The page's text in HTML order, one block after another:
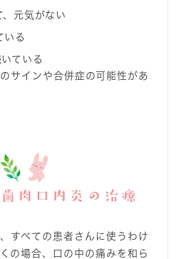
、元気がない
いる
ている
サインや合併症の可能性があ
肉口内炎の治療
すべての患者さんに使うわけ
の場合、口の中の痛みを和ら